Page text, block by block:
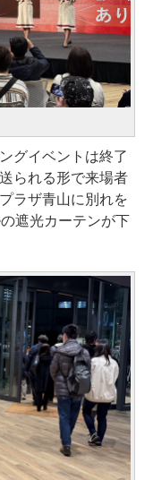
グイベントは終了
られる形で来場者
ラザ青山に別れを
遮光カーテンが下